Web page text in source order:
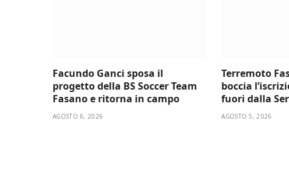
Facundo Ganci sposa il
progetto della BS Soccer Team
Fasano e ritorna in campo
AGOSTO 6, 2026
Terremoto
boccia
fuori dalla
AGOSTO 5, 2026